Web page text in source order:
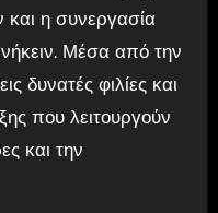
η συνεργασία
Μέσα από την
δυνατές φιλίες και
που λειτουργούν
και την